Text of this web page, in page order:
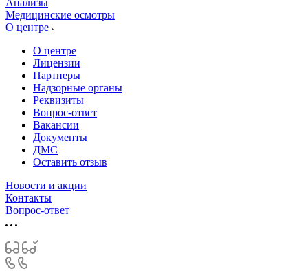
Анализы
Медицинские осмотры
О центре
О центре
Лицензии
Партнеры
Надзорные органы
Реквизиты
Вопрос-ответ
Вакансии
Документы
ДМС
Оставить отзыв
Новости и акции
Контакты
Вопрос-ответ